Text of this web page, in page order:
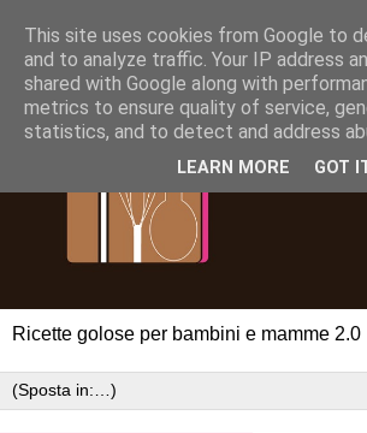
Ricette golose per bambini e mamme 2.0
This site uses cookies from Google to
and to analyze traffic. Your IP address
shared with Google along with
metrics to ensure quality of service,
statistics, and to detect and address
LEARN MORE GOT